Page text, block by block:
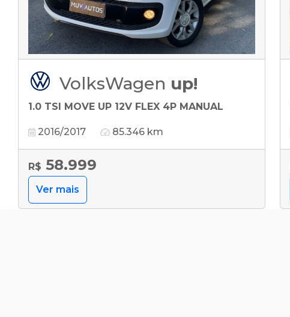
VolksWagen up!
1.0 TSI MOVE UP 12V FLEX 4P MANUAL
2016/2017 85.346 km
R$ 58.999
Ver mais